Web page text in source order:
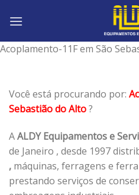
Acoplamento-11F em São
Você está procurando por:
Sebastião do Alto?
AALDY Equipamentos e
de Janeiro , desde 1997
, máquinas, ferragens e
prestando serviços de